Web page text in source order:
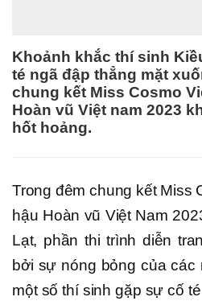
Khoảnh khắc thí sinh
té ngã đập thẳng mặt
chung kết Miss Cosmo
Hoàn vũ Việt nam 2023
hốt hoảng.
Trong đêm chung kết Miss
hậu Hoàn vũ Việt Nam
Lạt, phần thi trình diễn
bởi sự nóng bỏng của các
một số thí sinh gặp sự cố